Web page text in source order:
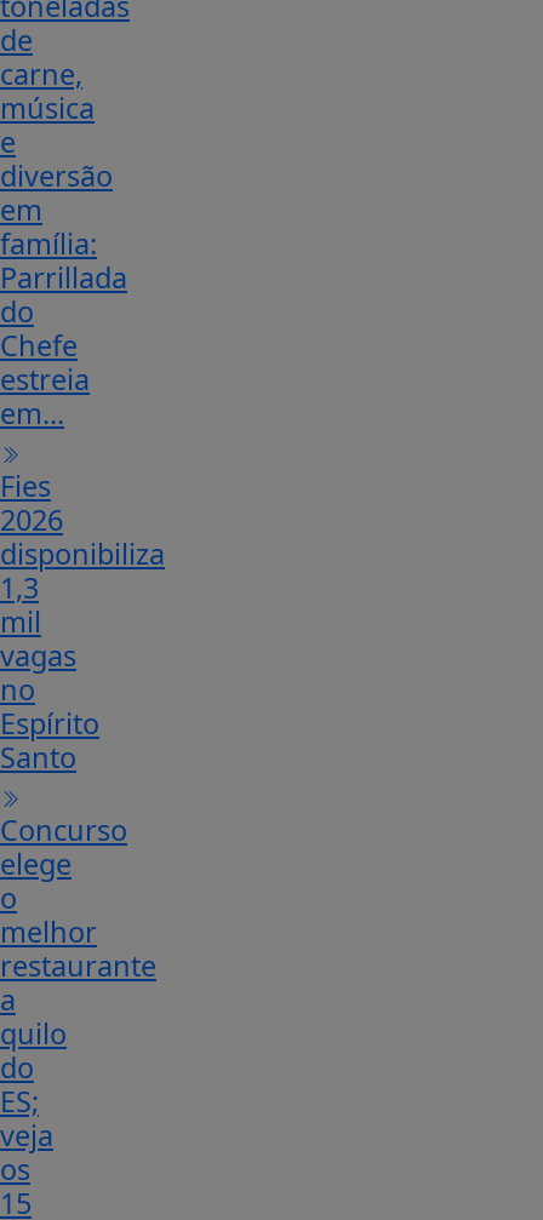
de
carne,
música
e
diversão
em
família:
Parrillada
do
Chefe
estreia
em...
Fies
2026
disponibiliza
1,3
mil
vagas
no
Espírito
Santo
Concurso
elege
o
melhor
restaurante
a
quilo
do
ES;
veja
os
15